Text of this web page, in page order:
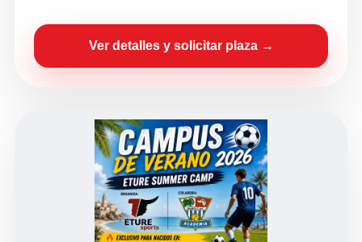
Ver detalles y solicitar plaza →